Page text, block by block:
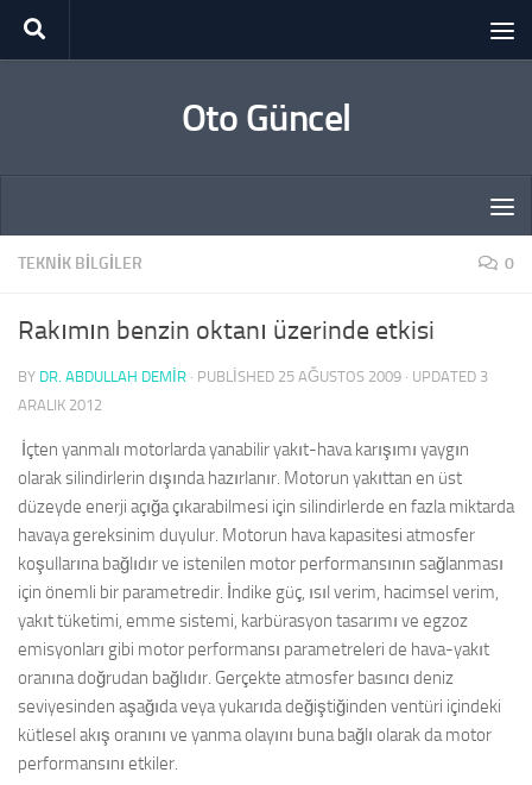
Skip to content
Oto Güncel
TEKNIK BILGILER 0
Rakımın benzin oktanı üzerinde etkisi
BY DR. ABDULLAH DEMİR · PUBLISHED 25 AĞUSTOS 2009 · UPDATED 3
ARALIK 2012
İçten yanmalı motorlarda yanabilir yakıt-hava karışımı yaygın
olarak silindirlerin dışında hazırlanır. Motorun yakıttan en üst
düzeyde enerji açığa çıkarabilmesi için silindirlerde en fazla miktarda
havaya gereksinim duyulur. Motorun hava kapasitesi atmosfer
koşullarına bağlıdır ve istenilen motor performansının sağlanması
için önemli bir parametredir. İndike güç, ısıl verim, hacimsel verim,
yakıt tüketimi, emme sistemi, karbürasyon tasarımı ve egzoz
emisyonları gibi motor performansı parametreleri de hava-yakıt
oranına doğrudan bağlıdır. Gerçekte atmosfer basıncı deniz
seviyesinden aşağıda veya yukarıda değiştiğinden ventüri içindeki
kütlesel akış oranını ve yanma olayını buna bağlı olarak da motor
performansını etkiler.